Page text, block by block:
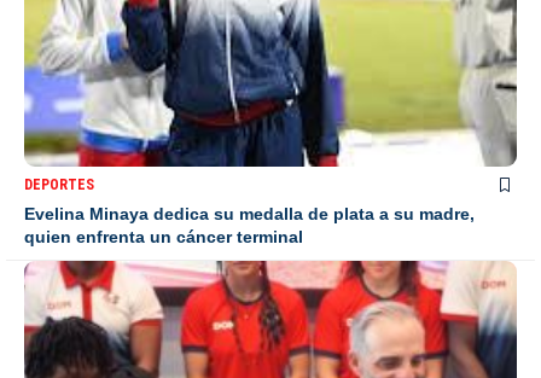
DEPORTES
Evelina Minaya dedica su medalla de plata a su madre,
quien enfrenta un cáncer terminal